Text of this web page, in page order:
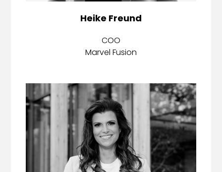
Heike Freund
COO
Marvel Fusion